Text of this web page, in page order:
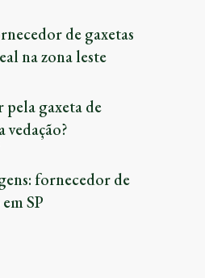
de gaxetas
na zona leste
gaxeta de
vedação?
fornecedor de
SP